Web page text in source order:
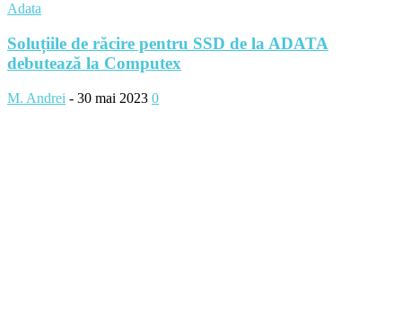
Adata
Soluțiile de răcire pentru SSD de la ADATA
debutează la Computex
M. Andrei - 30 mai 2023 0